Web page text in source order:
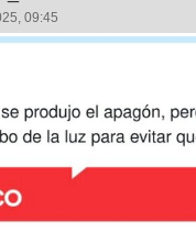
09:45